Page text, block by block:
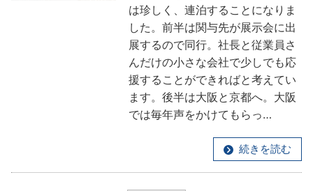
は珍しく、連泊することになりま
した。前半は関与先が展示会に出
展するので同行。社長と従業員さ
んだけの小さな会社で少しでも応
援することができればと考えてい
ます。後半は大阪と京都へ。大阪
では毎年声をかけてもらっ…
続きを読む